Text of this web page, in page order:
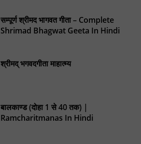
सम्पूर्ण श्रीमद भागवत गीता – Complete
Shrimad Bhagwat Geeta In Hindi
श्रीमद् भगवदगीता माहात्म्य
बालकाण्ड (दोहा 1 से 40 तक) |
Ramcharitmanas In Hindi